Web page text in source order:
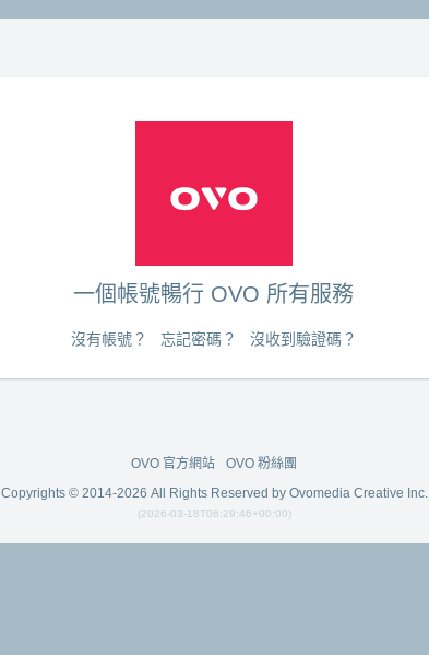
一個帳號暢行 OVO 所有服務
沒有帳號？ 忘記密碼？ 沒收到驗證碼？
OVO 官方網站
OVO 粉絲團
Copyrights © 2014-2026 All Rights Reserved by Ovomedia Creative Inc.
(2026-03-18T06:29:46+00:00)